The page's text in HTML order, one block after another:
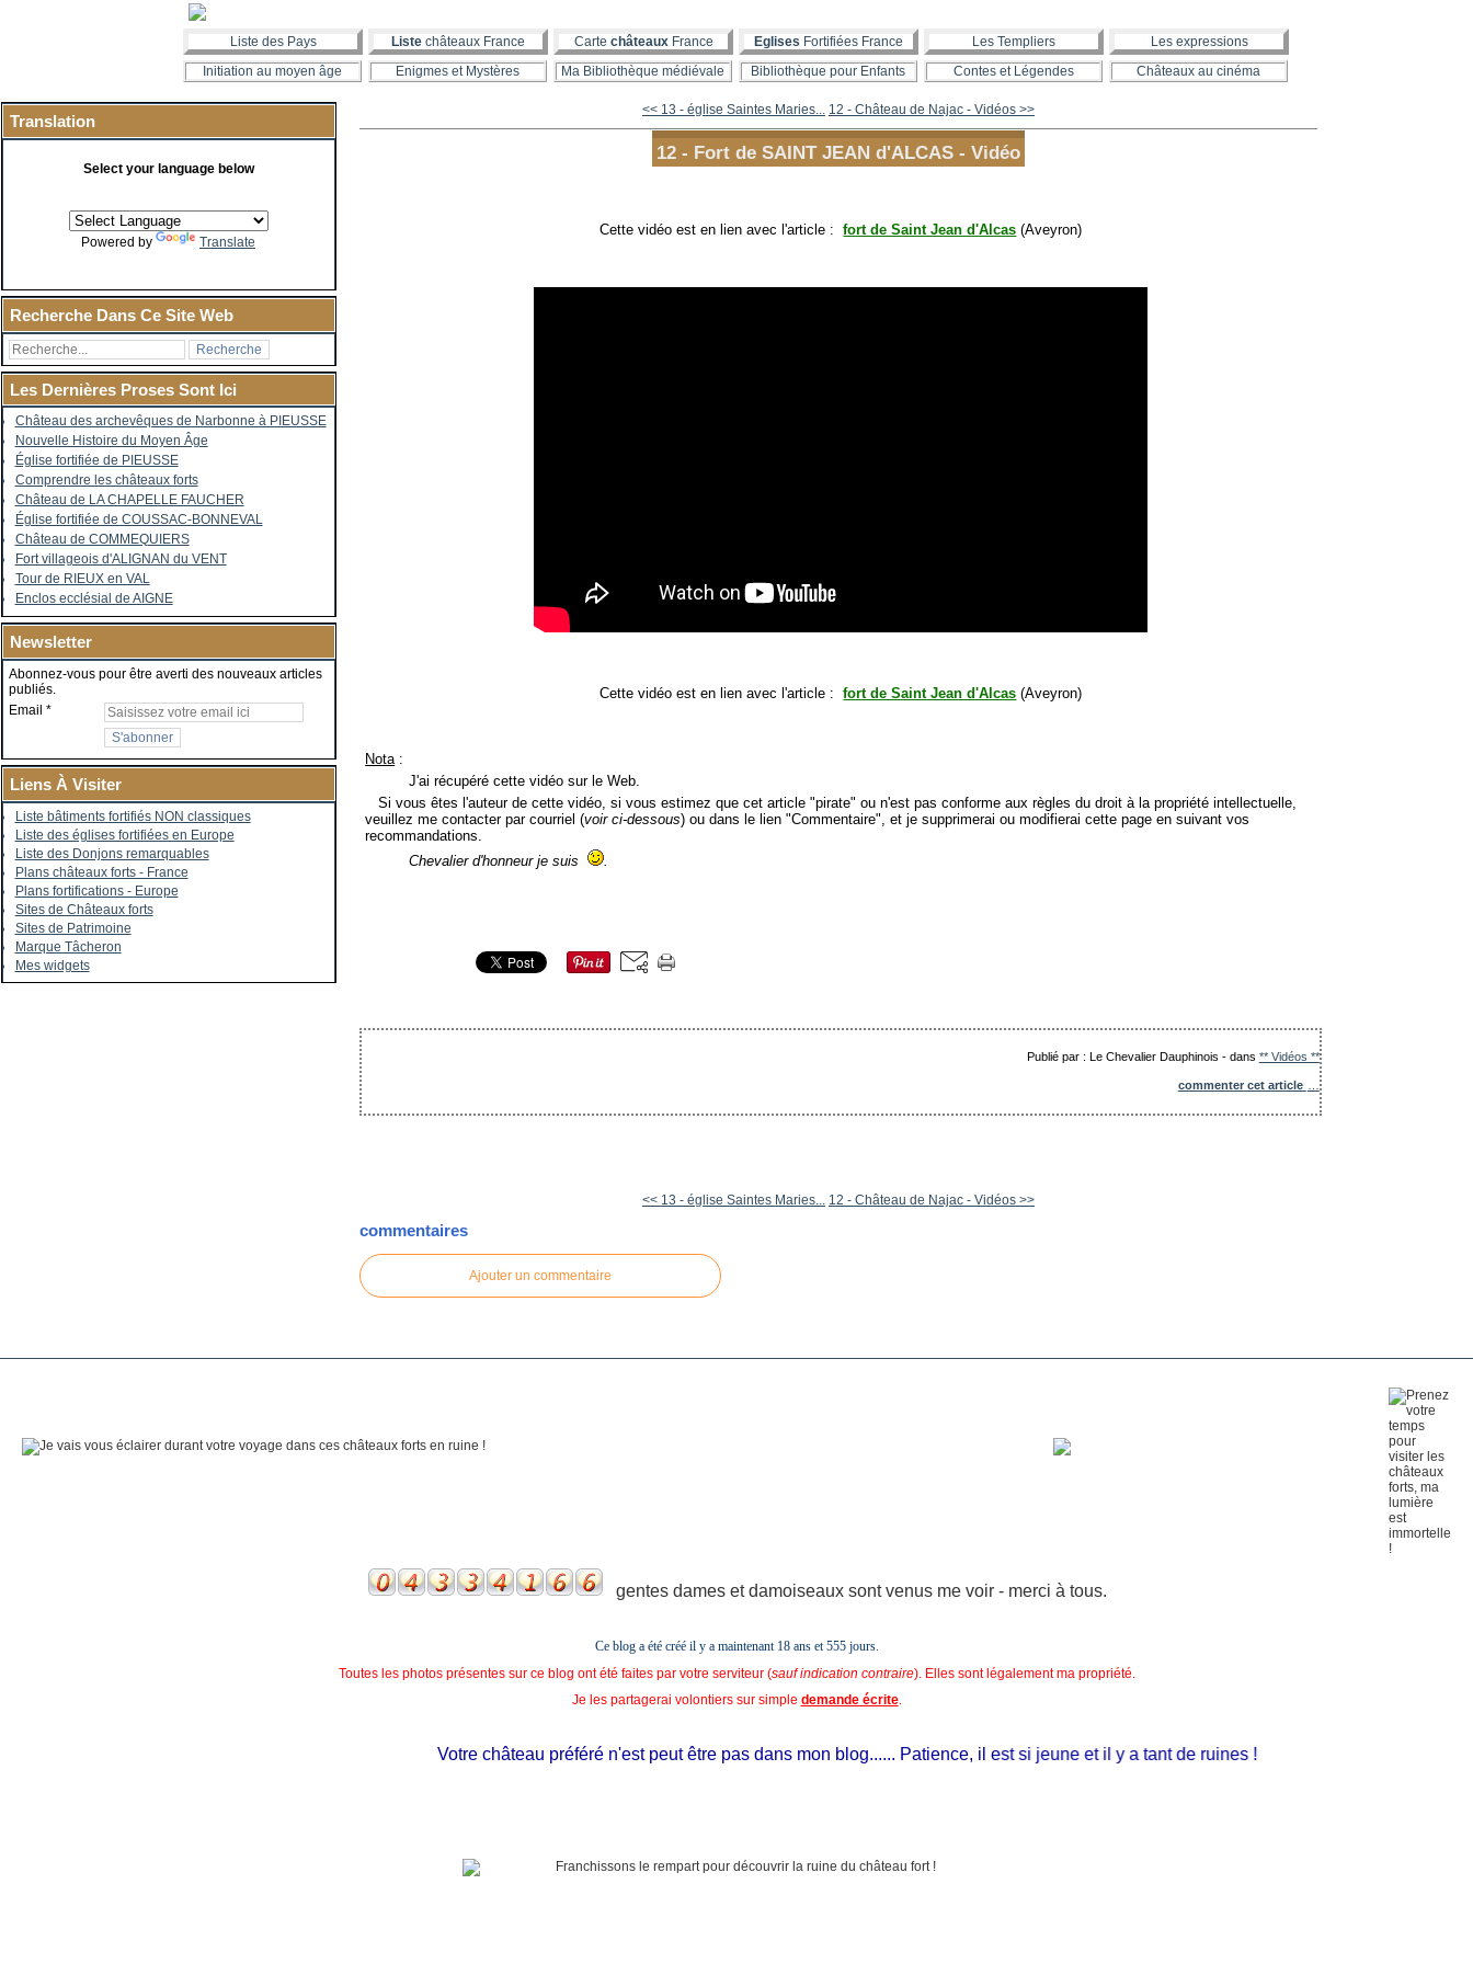
Liste des Pays Liste châteaux France Carte châteauxFrance Eglises Fortifiées France Les Templiers
Les expressions
Initiation au moyen âge
Enigmes et Mystères Ma Bibliothèque médiévale Bibliothèque pour Enfants Contes et Légendes Châteaux au cinéma
Translation
Select your language below
Powered by Translate
Recherche Dans Ce Site Web
Les Dernières Proses Sont Ici
Château des archevêques de Narbonne à PIEUSSE
Nouvelle Histoire du Moyen Âge
Église fortifiée de PIEUSSE
Comprendre les châteaux forts
Château de LA CHAPELLE FAUCHER
Église fortifiée de COUSSAC-BONNEVAL
Château de COMMEQUIERS
Fort villageois d'ALIGNAN du VENT
Tour de RIEUX en VAL
Enclos ecclésial de AIGNE
Newsletter
Abonnez-vous pour être averti des nouveaux articles
publiés.
Email
Liens À Visiter
Liste bâtiments fortifiés NON classiques
Liste des églises fortifiées en Europe
Liste des Donjons remarquables
Plans châteaux forts - France
Plans fortifications - Europe
Sites de Châteaux forts
Sites de Patrimoine
Marque Tâcheron
Mes widgets
<< 13 - église Saintes Maries... 12 - Château de Najac - Vidéos >>
12 - Fort de SAINT JEAN d'ALCAS - Vidéo
Cette vidéo est en lien avec l'article :fort de Saint Jean d'Alcas (Aveyron)
Cette vidéo est en lien avec l'article :fort de Saint Jean d'Alcas (Aveyron)
Nota :
J'ai récupéré cette vidéo sur le Web.
Si vous êtes l'auteur de cette vidéo, si vous estimez que cet article "pirate" ou n'est pas conforme aux règles du droit à la propriété intellectuelle,
veuillez me contacter par courriel (voir ci-dessous) ou dans le lien "Commentaire", et je supprimerai ou modifierai cette page en suivant vos
recommandations.
Chevalier d'honneur je suis
Publié par : Le Chevalier Dauphinois -dans ** Vidéos **
commenter cet article
<< 13 - église Saintes Maries... 12 - Château de Najac - Vidéos >>
commentaires
Ajouter un commentaire
gentes dames et damoiseaux sont venus me voir - merci à tous.
Ce blog a été créé il y a maintenant 18 ans et 555 jours.
Toutes les photos présentes sur ce blog ont été faites par votre serviteur (sauf indication contraire). Elles sont légalement ma propriété.
Je les partagerai volontiers sur simple demande écrite.
Votre château préféré n'est peut être pas dans mon blog...... Patience, il est si jeune et il y a tant de ruines !